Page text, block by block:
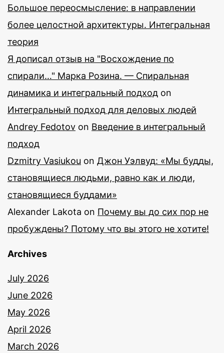
Большое переосмысление: в направлении
более целостной архитектуры. Интегральная
теория
Я дописал отзыв на "Восхождение по
спирали…" Марка Розина. — Спиральная
динамика и интегральный подход on
Интегральный подход для деловых людей
Andrey Fedotov on Введение в интегральный
подход
Dzmitry Vasiukou on Джон Уэлвуд: «Мы будды,
становящиеся людьми, равно как и люди,
становящиеся буддами»
Alexander Lakota on Почему вы до сих пор не
пробуждены? Потому что вы этого не хотите!
Archives
July 2026
June 2026
May 2026
April 2026
March 2026